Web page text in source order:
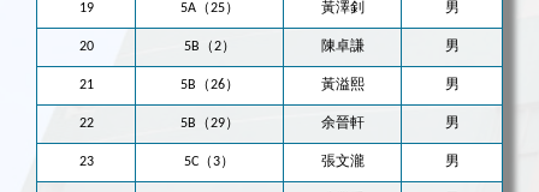
19 5A（25） 黃澤釗 男
20 5B（2） 陳卓謙 男
21 5B（26） 黃溢熙 男
22 5B（29） 余晉軒 男
23 5C（3） 張文瀧 男